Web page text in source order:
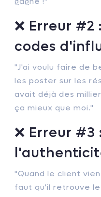
❌ Erreur #2
codes
"J'ai voulu faire de
les poster sur les
avait déjà des
ça mieux que moi."
❌ Erreur #3
"Quand le client
faut qu'il retrouve